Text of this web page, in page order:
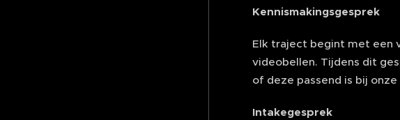
Kennismakingsgesprek
Elk traject begint met een
videobellen. Tijdens dit
of deze passend is bij
Intakegesprek